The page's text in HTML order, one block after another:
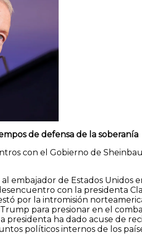
de defensa de la soberanía
con el Gobierno de
embajador de Estados Unidos
con la presidenta
por la intromisión
para presionar en el
presidenta ha dado acuse de
políticos internos de los